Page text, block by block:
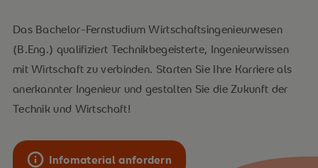
Das Bachelor-Fernstudium Wirtschaftsingenieurwesen
(B.Eng.) qualifiziert Technikbegeisterte, Ingenieurwissen
mit Wirtschaft zu verbinden. Starten Sie Ihre Karriere als
anerkannter Ingenieur und gestalten Sie die Zukunft der
Technik und Wirtschaft!
Infomaterial anfordern